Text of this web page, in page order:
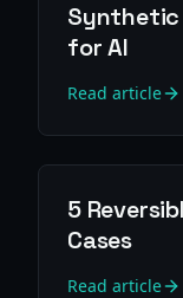
Synthetic
for AI
Read article
5
Cases
Read article